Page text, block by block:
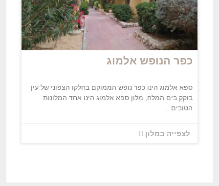
כפר הנופש אלמוג
ספא אלמוג הינו כפר נופש הממוקם בחלקו הצפוני של עין
בוקק בים המלח, מלון ספא אלמוג הינו אחד המלונות
הטובים ...
לצפייה במלון